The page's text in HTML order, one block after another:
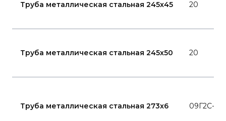
Труба металлическая стальная 245x45 20
Труба металлическая стальная 245x50 20
Труба металлическая стальная 273x6 09Г2С-15